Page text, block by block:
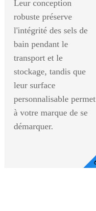
Leur conception
robuste préserve
l'intégrité des sels de
bain pendant le
transport et le
stockage, tandis que
leur surface
personnalisable permet
à votre marque de se
démarquer.